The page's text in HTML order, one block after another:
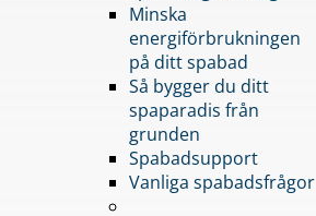
Minska
energiförbrukningen
på ditt spabad
Så bygger du ditt
spaparadis från
grunden
Spabadsupport
Vanliga spabadsfrågor